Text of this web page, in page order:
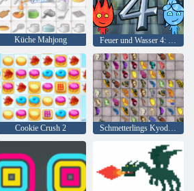
Küche Mahjong Feuer und Wasser 4: Kristalltempel
Cookie Crush 2 Schmetterlings Kyodai HD